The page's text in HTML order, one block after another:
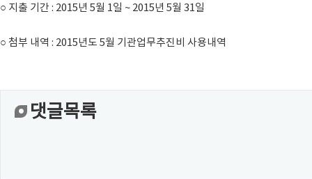
○ 지출 기간 : 2015년 5월 1일 ~ 2015년 5월 31일
○ 첨부 내역 : 2015년도 5월 기관업무추진비 사용내역
댓글목록